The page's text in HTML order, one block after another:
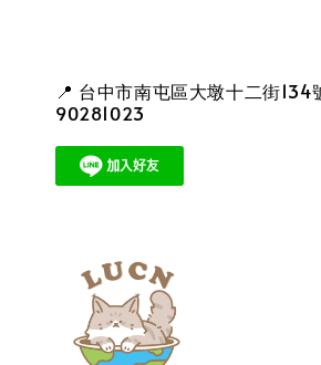
📍 台中市南屯區大墩十二街134
90281023